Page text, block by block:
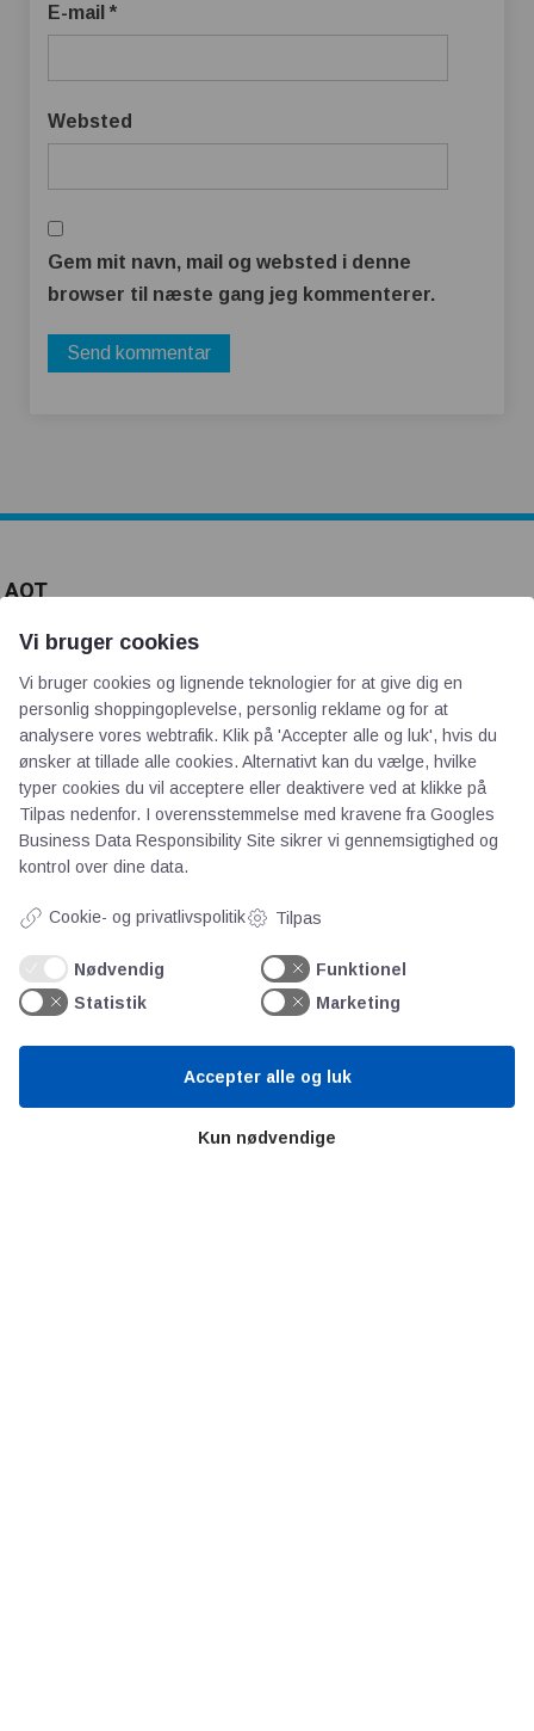
E-mail *
Websted
Gem mit navn, mail og websted i denne
browser til næste gang jeg kommenterer.
AOT
Om os
Priser
Kontakt
Persondata
Videncentre
Bitva
Videncentre
Litteratur
Vi bruger cookies
Vi bruger cookies og lignende teknologier for at give dig en
personlig shoppingoplevelse, personlig reklame og for at
analysere vores webtrafik. Klik på 'Accepter alle og luk', hvis du
ønsker at tillade alle cookies. Alternativt kan du vælge, hvilke
typer cookies du vil acceptere eller deaktivere ved at klikke på
Tilpas nedenfor. I overensstemmelse med kravene fra Googles
Business Data Responsibility Site sikrer vi gennemsigtighed og
kontrol over dine data.
Cookie- og privatlivspolitik Tilpas
Nødvendig
Funktionel
Statistik
Marketing
Kun nødvendige
Accepter alle og luk